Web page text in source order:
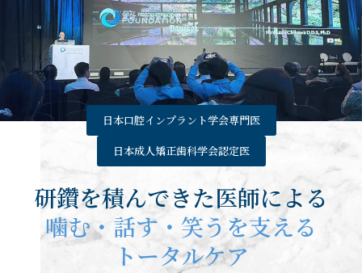
日本口腔インプラント学会専門医
日本成人矯正歯科学会認定医
研鑽を積んできた医師による
噛む・話す・笑うを支える
トータルケア